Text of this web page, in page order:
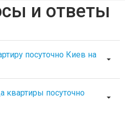
и ответы
посуточно Киев на
квартиры посуточно